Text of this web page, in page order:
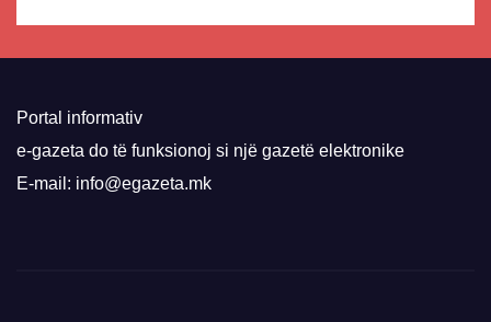
Portal informativ
e-gazeta do të funksionoj si një gazetë elektronike
E-mail: info@egazeta.mk